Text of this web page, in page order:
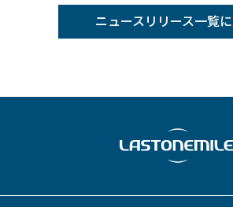
ニュースリリース一覧